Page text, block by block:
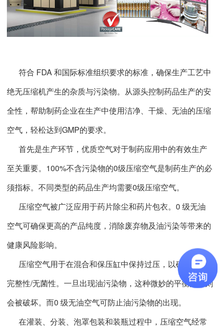
符合 FDA 和国际标准组织要求的标准，确保生产工艺中
绝无压缩机产生的杂质与污染物。从源头控制药品生产的安
全性，帮助制药企业在生产中使用洁净、干燥、无油的压缩
空气，轻松达到GMP的要求。
首先是生产环节，优质空气对于制药应用中的有效生产
至关重要。100%不含污染物的0级压缩空气是制药生产的必
须指标。不同类型的药品生产均需要0级压缩空气。
压缩空气被广泛应用于药片除尘和药片包衣。0 级无油
空气可确保更高的产品纯度，消除废弃物及油污染等带来的
健康风险影响。
压缩空气用于在混合和保压缸中保持过压，以确保产品
完整性/无菌性。一旦出现油污染物，这种微妙的平衡关系则
会被破坏。而0 级无油空气可防止油污染物的出现。
在灌装、分装、泡罩包装和装瓶过程中，压缩空气经常